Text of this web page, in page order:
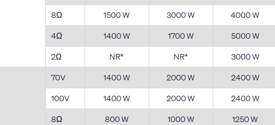
8Ω
1500 W 3000 W
4000 W
4Ω
1400 W 1700 W
5000 W
2Ω
NR* NR* 3000 W
70V 1400 W 2000 W
2400 W
100V
1400 W 2000 W
2400 W
8Ω
800 W 1000 W
1250 W